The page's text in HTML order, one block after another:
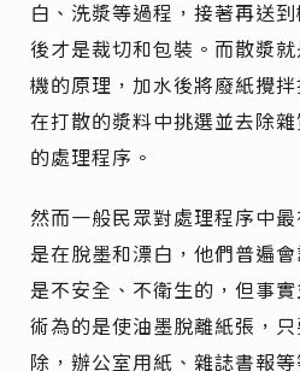
白、洗漿等過程，接著再送
後才是裁切和包裝。而散漿
機的原理，加水後將廢紙攪
在打散的漿料中挑選並去除
的處理程序。
然而一般民眾對處理程序中
是在脫墨和漂白，他們普遍
是不安全、不衛生的，但事
術為的是使油墨脫離紙張，
除，辦公室用紙、雜誌書報